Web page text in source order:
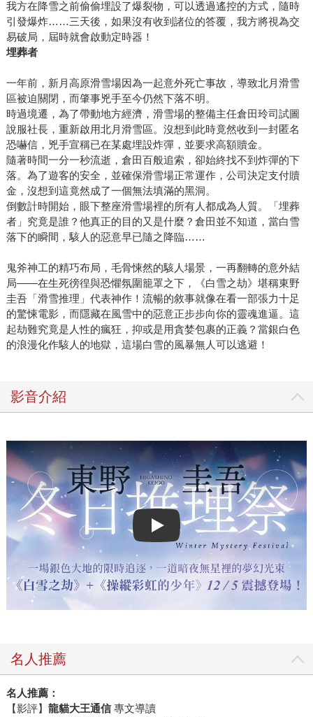
我方在降雪之前偷偷埋設了爆裂物，可以透過遙控的方式，隨時
引發爆炸……三天後，如果沒有收到諸位的答覆，我方將視為交
易破局，屆時就會啟動定時器！
埋葬者
一年前，新月高原滑雪場因為一起意外死亡事故，導致北月滑雪
區被迫關閉，而肇事兇手至今仍然下落不明。
時過境遷，為了帶動地方經濟，滑雪場的整備主任倉田玲司試圖
說服社長，重新啟用北月滑雪區。沒想到此時竟然收到一封匿名
恐嚇信，兇手宣稱已在某處埋設炸彈，並要求高額贖金。
隨著時間一分一秒流逝，倉田百般追索，卻始終找不到炸彈的下
落。為了遊客的安全，並確保滑雪場正常運作，公司決定支付贖
金，沒想到這竟然成了一個無法填滿的黑洞。
倒數計時開始，眼下整座滑雪場裡的所有人都成為人質。「埋葬
者」究竟是誰？他真正的目的又是什麼？倉田並不知道，當白雪
落下的瞬間，駭人的惡意早已隨之降臨……
鬼斧神工的精巧布局，毛骨悚然的駭人場景，一再翻轉的意外結
局――在生死徬徨與恐懼氛圍籠罩之下，《白雪之劫》堪稱東野
圭吾「滑雪推理」代表神作！流暢的敘事就像在看一部張力十足
的驚悚電影，而隱藏在風雪中的惡意正步步向你的靈魂進逼。這
起劫難究竟是人性的瘋狂，抑或是用貪婪包裹的正義？當銀白色
的浪漫化作駭人的地獄，這場白雪的風暴無人可以逃避！
影音介紹
Play video
名人推薦
名人推薦：
【影評】 龍貓大王通信專文導讀